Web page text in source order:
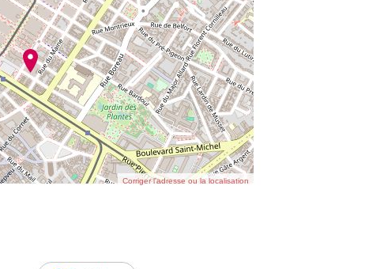
Corriger l’adresse ou la localisation